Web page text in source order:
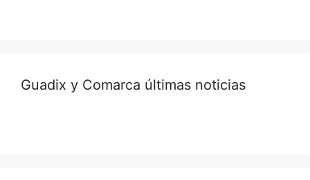
Guadix y Comarca últimas noticias